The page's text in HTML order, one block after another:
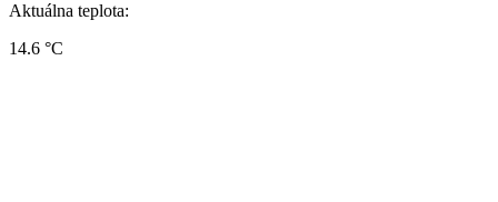
Aktuálna teplota:
14.6 °C